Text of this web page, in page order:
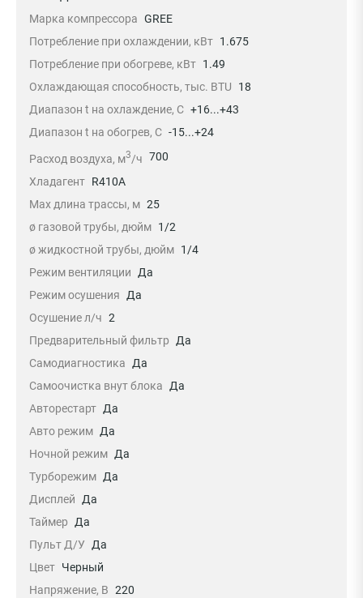
Марка компрессора GREE
Потребление при охлаждении, кВт 1.675
Потребление при обогреве, кВт 1.49
Охлаждающая способность, тыс. BTU
18
Диапазон t на охлаждение, С +16...+43
Диапазон t на обогрев, С -15...+24
Расход воздуха, м3/ч 700
Хладагент R410A
Max длина трассы, м 25
ø газовой трубы, дюйм 1/2
ø жидкостной трубы, дюйм 1/4
Режим вентиляции
Да
Режим осушения
Да
Осушение л/ч 2
Предварительный фильтр
Да
Самодиагностика
Да
Самоочистка внут блока
Да
Авторестарт Да
Авто режим Да
Ночной режим Да
Турборежим Да
Дисплей
Да
Таймер
Да
Пульт Д/У
Да
Цвет Черный
Напряжение, В 220